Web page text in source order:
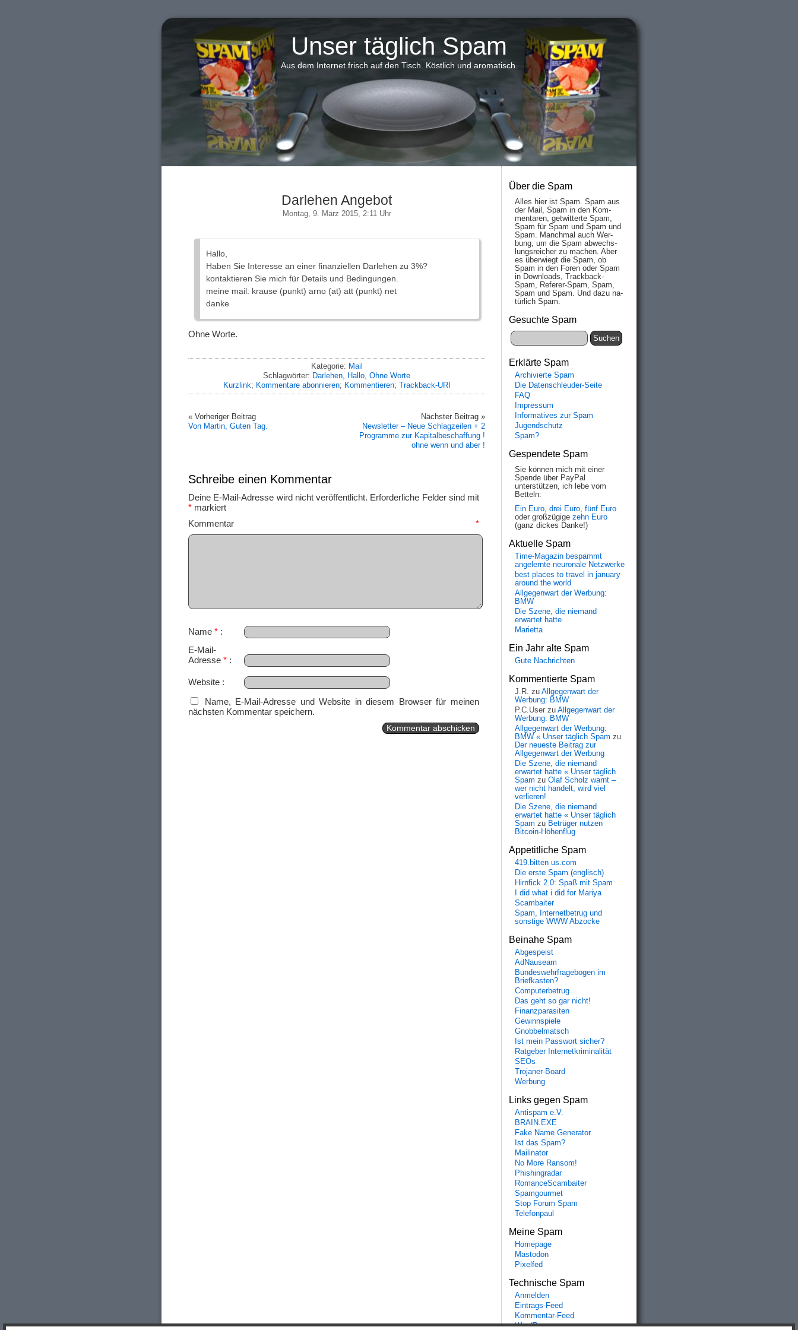
Unser täglich Spam
Aus dem Internet frisch auf den Tisch. Köstlich und aromatisch.
Darlehen Angebot
Montag, 9. März 2015, 2:11 Uhr
Hallo,
Haben Sie Interesse an einer finanziellen Darlehen zu 3%?
kontaktieren Sie mich für Details und Bedingungen.
meine mail: krause (punkt) arno (at) att (punkt) net
danke
Ohne Worte.
Kategorie: Mail
Schlagwörter: Darlehen, Hallo, Ohne Worte
Kurzlink; Kommentare abonnieren; Kommentieren; Trackback-URI
« Vorheriger Beitrag
Von Martin, Guten Tag.
Nächster Beitrag »
Newsletter – Neue Schlagzeilen + 2
Programme zur Kapitalbeschaffung !
ohne wenn und aber !
Schreibe einen Kommentar
Deine E-Mail-Adresse wird nicht veröffentlicht. Erforderliche Felder sind mit
* markiert
Kommentar *
Name *
E-Mail-
Adresse *
Website
Name, E-Mail-Adresse und Website in diesem Browser für meinen
nächsten Kommentar speichern.
Über die Spam
Alles hier ist Spam. Spam aus
der Mail, Spam in den Kom­
men­taren, ge­twit­ter­te Spam,
Spam für Spam und Spam und
Spam. Manch­mal auch Wer­
bung, um die Spam ab­wechs­
lungs­reich­er zu mach­en. Aber
es über­wiegt die Spam, ob
Spam in den Fo­ren oder Spam
in Down­loads, Track­back-
Spam, Re­fe­rer-Spam, Spam,
Spam und Spam. Und da­zu na­
tür­lich Spam.
Gesuchte Spam
Erklärte Spam
Archivierte Spam
Die Datenschleuder-Seite
FAQ
Impressum
Informatives zur Spam
Jugendschutz
Spam?
Gespendete Spam
Sie können mich mit einer
Spende über PayPal
unterstützen, ich lebe vom
Betteln:
Ein Euro, drei Euro, fünf Euro
oder großzügige zehn Euro
(ganz dickes Danke!)
Aktuelle Spam
Time-Magazin bespammt
angelernte neuronale Netzwerke
best places to travel in january
around the world
Allgegenwart der Werbung:
BMW
Die Szene, die niemand
erwartet hatte
Marietta
Ein Jahr alte Spam
Gute Nachrichten
Kommentierte Spam
J.R. zu Allgegenwart der
Werbung: BMW
P.C.User zu Allgegenwart der
Werbung: BMW
Allgegenwart der Werbung:
BMW « Unser täglich Spam zu
Der neueste Beitrag zur
Allgegenwart der Werbung
Die Szene, die niemand
erwartet hatte « Unser täglich
Spam zu Olaf Scholz warnt –
wer nicht handelt, wird viel
verlieren!
Die Szene, die niemand
erwartet hatte « Unser täglich
Spam zu Betrüger nutzen
Bitcoin-Höhenflug
Appetitliche Spam
419.bitten us.com
Die erste Spam (englisch)
Hirnfick 2.0: Spaß mit Spam
I did what i did for Mariya
Scambaiter
Spam, Internetbetrug und
sonstige WWW Abzocke
Beinahe Spam
Abgespeist
AdNauseam
Bundeswehrfragebogen im
Briefkasten?
Computerbetrug
Das geht so gar nicht!
Finanzparasiten
Gewinnspiele
Gnobbelmatsch
Ist mein Passwort sicher?
Ratgeber Internetkriminalität
SEOs
Trojaner-Board
Werbung
Links gegen Spam
Antispam e.V.
BRAIN.EXE
Fake Name Generator
Ist das Spam?
Mailinator
No More Ransom!
Phishingradar
RomanceScambaiter
Spamgourmet
Stop Forum Spam
Telefonpaul
Meine Spam
Homepage
Mastodon
Pixelfed
Technische Spam
Anmelden
Eintrags-Feed
Kommentar-Feed
WordPress.org